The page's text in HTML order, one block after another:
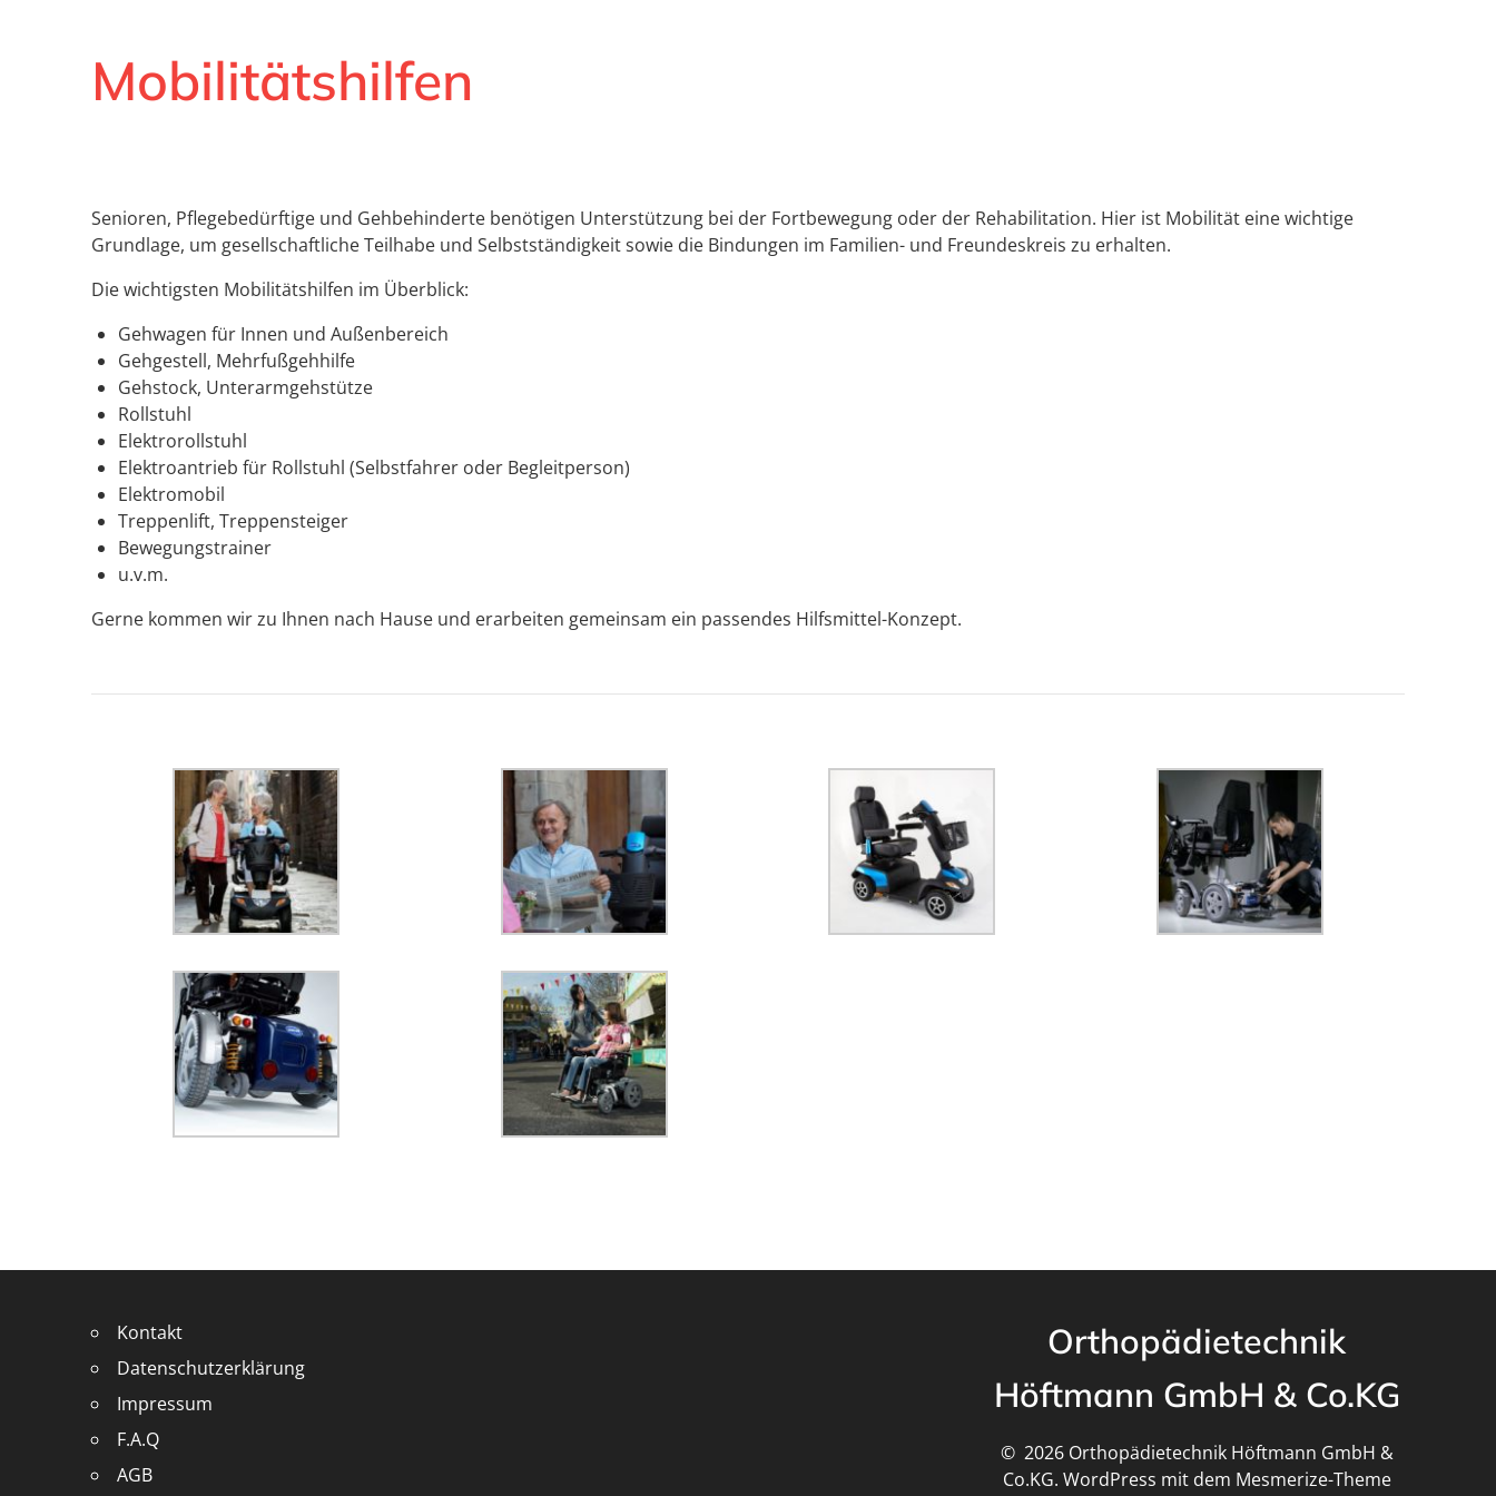
Mobilitätshilfen
Senioren, Pflegebedürftige und Gehbehinderte benötigen Unterstützung bei der Fortbewegung oder der Rehabilitation. Hier ist Mobilität eine wichtige
Grundlage, um gesellschaftliche Teilhabe und Selbstständigkeit sowie die Bindungen im Familien- und Freundeskreis zu erhalten.
Die wichtigsten Mobilitätshilfen im Überblick:
Gehwagen für Innen und Außenbereich
Gehgestell, Mehrfußgehhilfe
Gehstock, Unterarmgehstütze
Rollstuhl
Elektrorollstuhl
Elektroantrieb für Rollstuhl (Selbstfahrer oder Begleitperson)
Elektromobil
Treppenlift, Treppensteiger
Bewegungstrainer
u.v.m.
Gerne kommen wir zu Ihnen nach Hause und erarbeiten gemeinsam ein passendes Hilfsmittel-Konzept.
Kontakt
Datenschutzerklärung
Impressum
F.A.Q
AGB
Orthopädietechnik
Höftmann GmbH & Co.KG
© 2026 Orthopädietechnik Höftmann GmbH &
Co.KG. WordPress mit dem Mesmerize-Theme